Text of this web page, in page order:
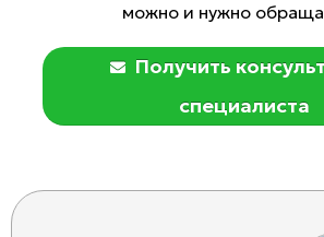
можно и нужно
Получить
специалиста